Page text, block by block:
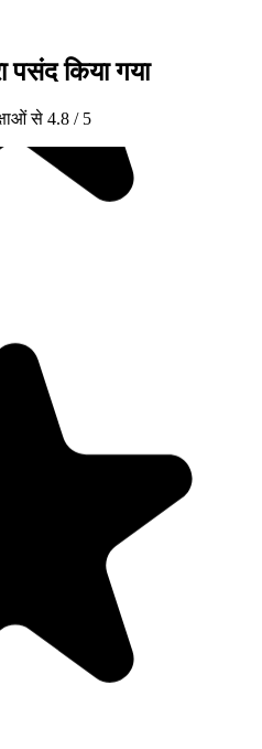
पसंद किया गया
से 4.8 / 5
to share with the team, and the
office. Eventually, we will
tool to do that! Syncs with my